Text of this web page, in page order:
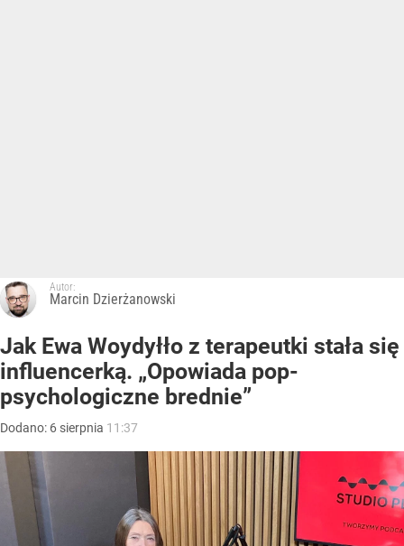
Autor:
Marcin Dzierżanowski
Jak Ewa Woydyłło z terapeutki stała się
influencerką. „Opowiada pop-
psychologiczne brednie”
Dodano: 6 sierpnia 11:37